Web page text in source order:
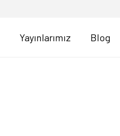
Yayınlarımız Blog